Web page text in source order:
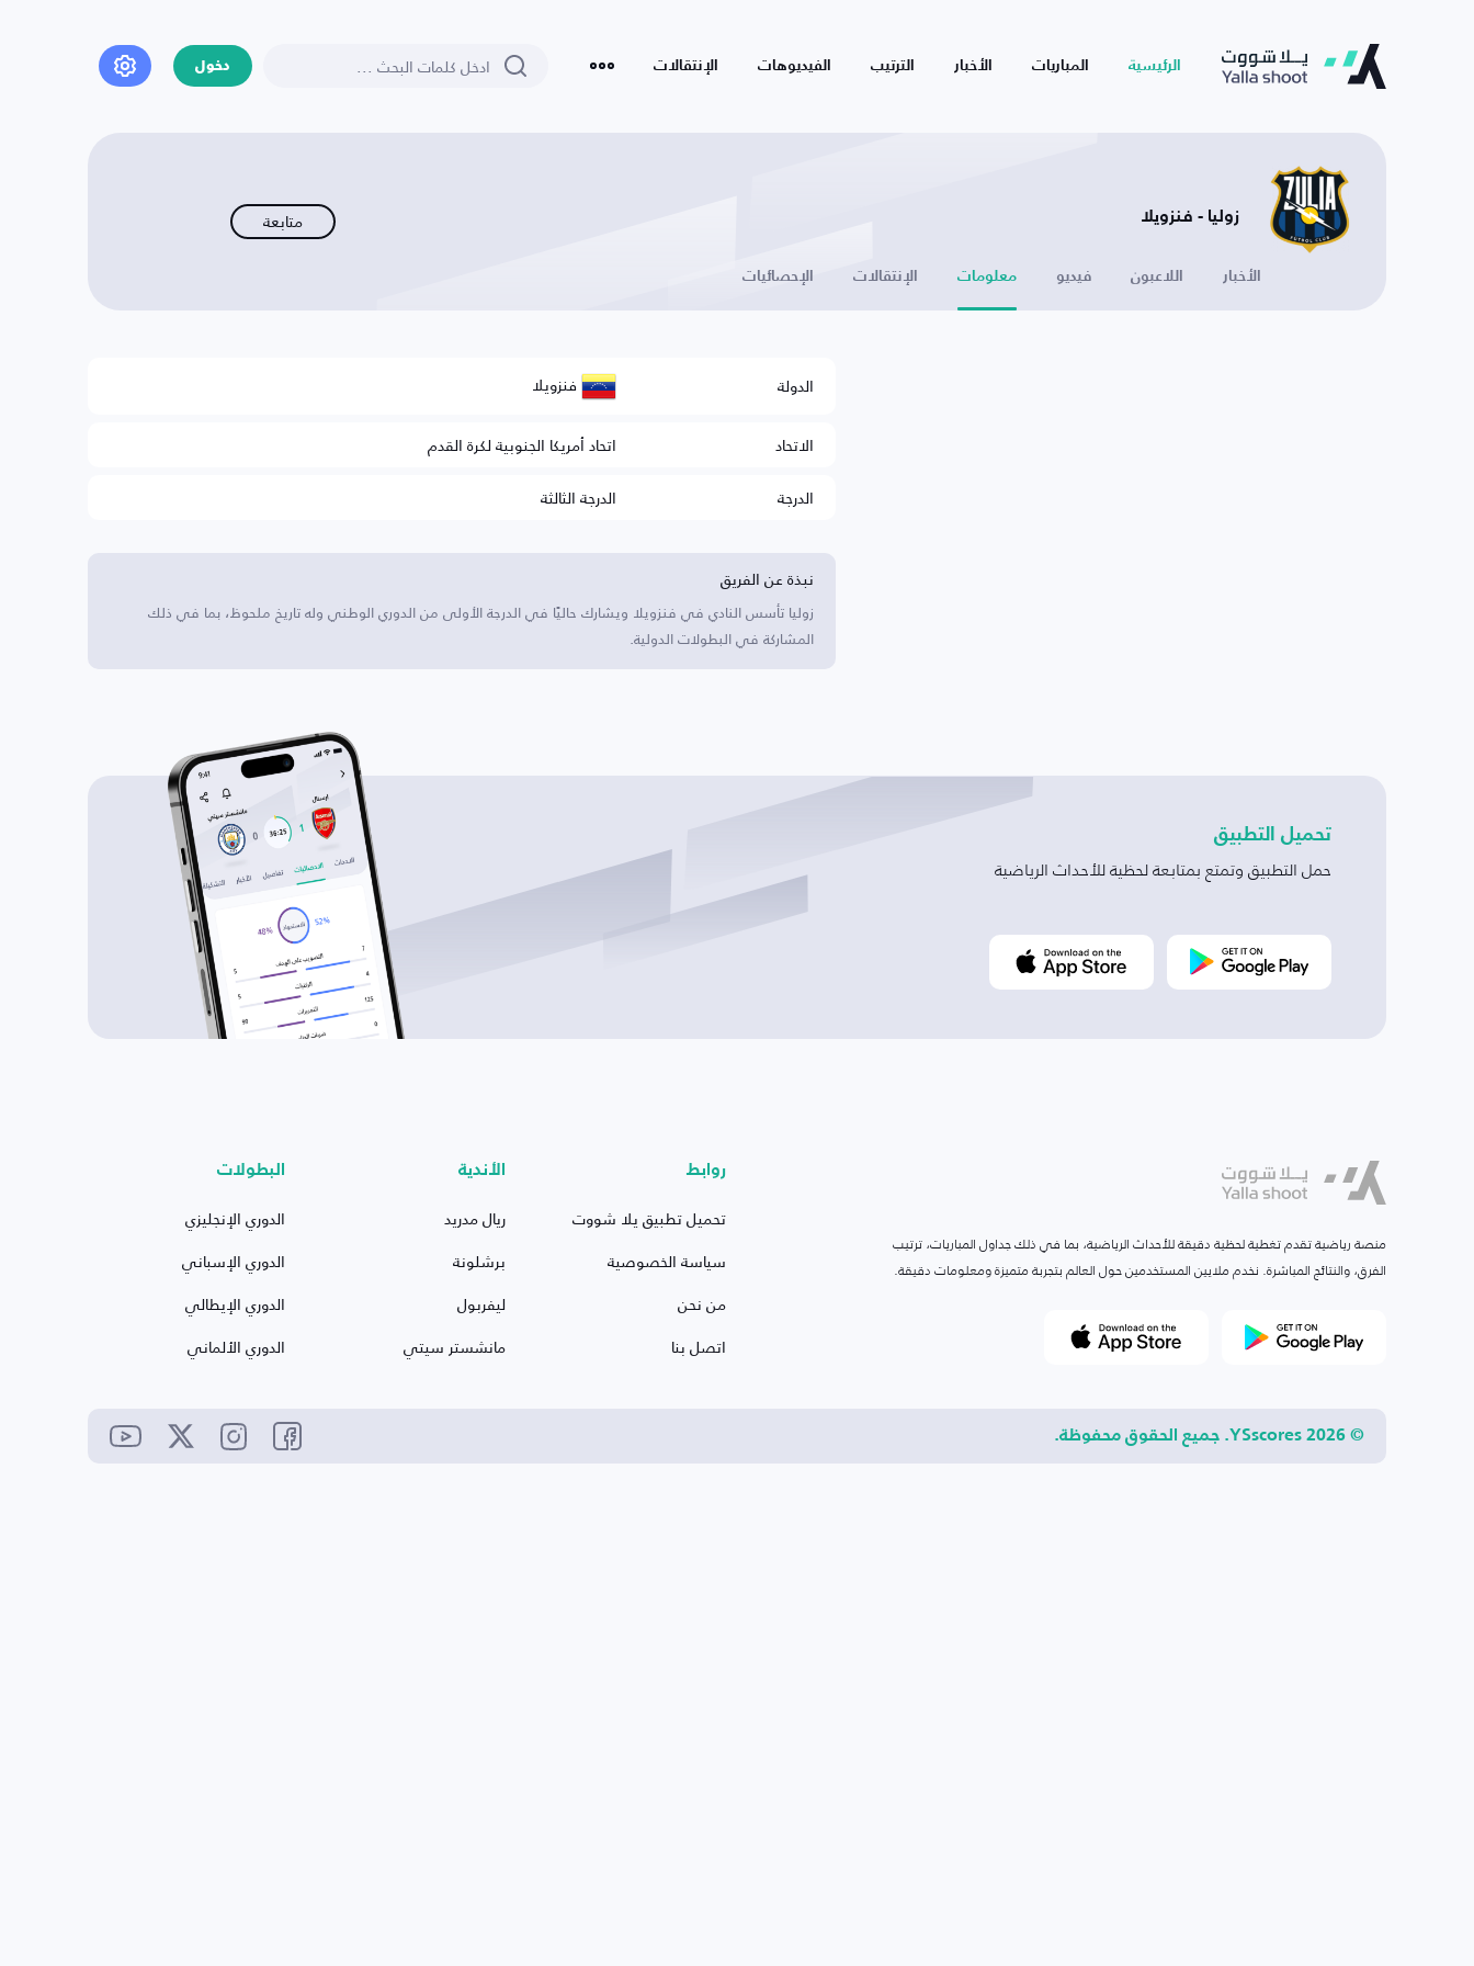
الرئيسية المباريات الأخبار الترتيب الفيديوهات الإنتقالات دخول
زوليا - فنزويلا متابعة
الأخبار اللاعبون فيديو معلومات الإنتقالات الإحصائيات
الدولة فنزويلا
الاتحاد
اتحاد أمريكا الجنوبية لكرة القدم
الدرجة
الدرجة الثالثة
نبذة عن الفريق
زوليا تأسس النادي في فنزويلا ويشارك حاليًا في الدرجة الأولى من الدوري الوطني وله تاريخ ملحوظ، بما في ذلك
المشاركة في البطولات الدولية.
تحميل التطبيق
حمل التطبيق وتمتع بمتابعة لحظية للأحداث الرياضية
منصة رياضية تقدم تغطية لحظية دقيقة للأحداث الرياضية، بما في ذلك جداول المباريات، ترتيب
الفرق، والنتائج المباشرة. نخدم ملايين المستخدمين حول العالم بتجربة متميزة ومعلومات دقيقة.
روابط
تحميل تطبيق يلا شووت
سياسة الخصوصية
من نحن
اتصل بنا
الأندية
ريال مدريد
برشلونة
ليفربول
مانشستر سيتي
البطولات
الدوري الإنجليزي
الدوري الإسباني
الدوري الإيطالي
الدوري الألماني
© 2026 YSscores. جميع الحقوق محفوظة.